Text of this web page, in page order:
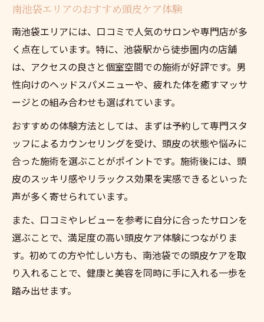
南池袋エリアのおすすめ頭皮ケア体験
南池袋エリアには、口コミで人気のサロンや専門店が多
く点在しています。特に、池袋駅から徒歩圏内の店舗
は、アクセスの良さと個室空間での施術が好評です。男
性向けのヘッドスパメニューや、疲れた体を癒すマッサ
ージとの組み合わせも選ばれています。
おすすめの体験方法としては、まずは予約して専門スタ
ッフによるカウンセリングを受け、頭皮の状態や悩みに
合った施術を選ぶことがポイントです。施術後には、頭
皮のスッキリ感やリラックス効果を実感できるといった
声が多く寄せられています。
また、口コミやレビューを参考に自分に合ったサロンを
選ぶことで、満足度の高い頭皮ケア体験につながりま
す。初めての方や忙しい方も、南池袋での頭皮ケアを取
り入れることで、健康と美容を同時に手に入れる一歩を
踏み出せます。